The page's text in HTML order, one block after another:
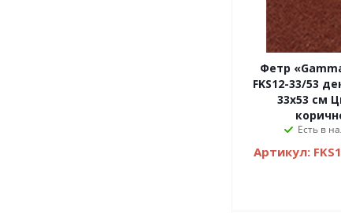
Фетр
FKS12-33/53
33х53 см
Есть в
Артикул: